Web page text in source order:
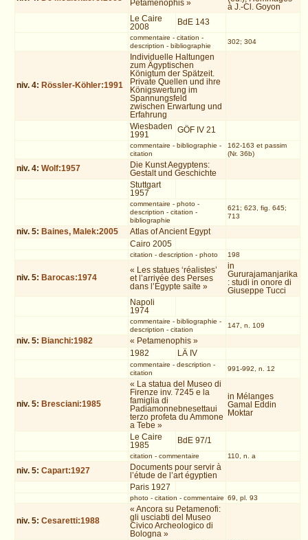
Pétamenophis »
à J.-Cl. Goyon
Le Caire
2008
BdE 143
commentaire - citation -
description - bibliographie
302; 304
niv. 4: Rössler-Köhler:1991
Individuelle Haltungen
zum Ägyptischen
Königtum der Spätzeit.
Private Quellen und ihre
Königswertung im
Spannungsfeld
zwischen Erwartung und
Erfahrung
Wiesbaden
1991
GÖF IV 21
commentaire - bibliographie -
citation
162-163 et passim
(Nr. 36b)
niv. 4:Wolf:1957
Die Kunst Aegyptens:
Gestalt und Geschichte
Stuttgart
1957
commentaire - photo-
description - citation -
bibliographie
621; 623, fig. 645;
713
niv. 5: Baines, Malek:2005
Atlas of Ancient Egypt
Cairo 2005
citation - description - photo 198
niv. 5: Barocas:1974
« Les statues ‘réalistes’
et l’arrivée des Perses
dans l’Égypte saïte »
in
Gururajamanjarika
: studi in onore di
Giuseppe Tucci
Napoli
1974
commentaire - bibliographie -
description - citation
147, n. 109
niv. 5: Bianchi:1982
« Petamenophis »
1982
LÄ IV
commentaire - description -
citation
991-992, n. 12
niv. 5: Bresciani:1985
« La statua del Museo di
Firenze inv. 7245 e la
famiglia di
Padiamonnebnesettaui
terzo profeta du Ammone
a Tebe »
in Mélanges
Gamal Eddin
Moktar
Le Caire
1985
BdE 97/1
citation - commentaire 110, n. a
niv. 5:Capart:1927
Documents pour servir à
l’étude de l’art égyptien
Paris 1927
photo- citation - commentaire 69, pl. 93
niv. 5:Cesaretti:1988
« Ancora su Petamenofi:
gli usciabti del Museo
Civico Archeologico di
Bologna »